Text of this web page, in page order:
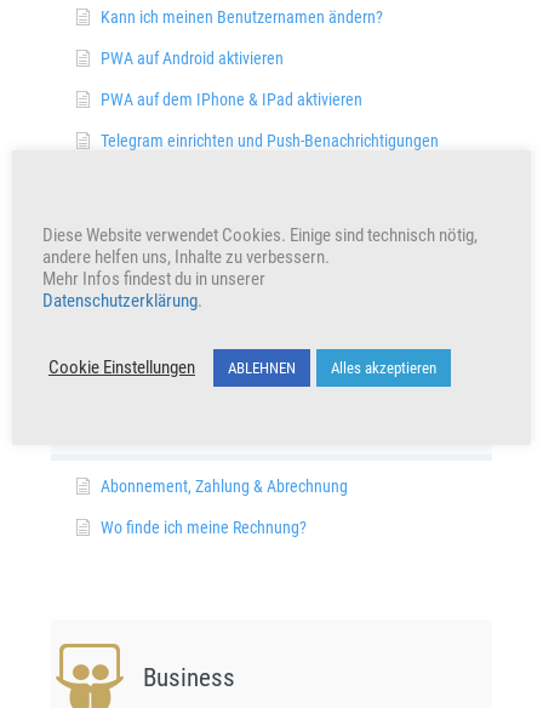
Kann ich meinen Benutzernamen ändern?
PWA auf Android aktivieren
PWA auf dem IPhone & IPad aktivieren
Telegram einrichten und Push-Benachrichtigungen
Wie kann ich mein Passwort ändern?
Abrechnung & Zahlung
Abonnement, Zahlung & Abrechnung
Wo finde ich meine Rechnung?
Business
Diese Website verwendet Cookies. Einige sind technisch nötig,
andere helfen uns, Inhalte zu verbessern.
Mehr Infos findest du in unserer
Datenschutzerklärung.
Cookie Einstellungen ABLEHNEN Alles akzeptieren